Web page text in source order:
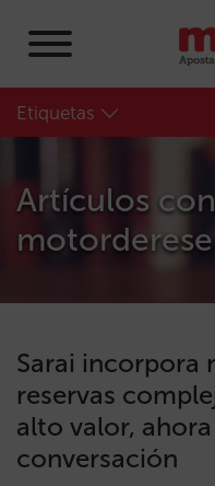
Etiquetas
Artículos
Sarai incorpora
reservas
alto valor,
conversación